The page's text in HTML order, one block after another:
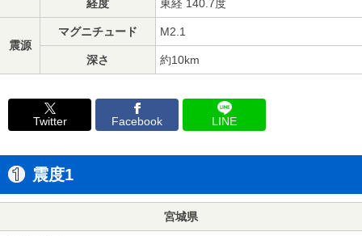
経度 東経 140.7度
震源
マグニチュード M2.1
深さ 約10km
Twitter Facebook LINE
震度1
宮城県